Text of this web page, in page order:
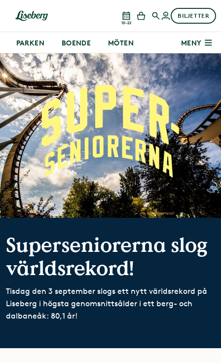
10–22
BILJETTER
PARKEN BOENDE MÖTEN MENY
Superseniorerna slog
världsrekord!
Tisdag den 3 september slogs ett nytt världsrekord på
Liseberg i högsta genomsnittsålder i ett berg- och
dalbaneåk: 80,1 år!